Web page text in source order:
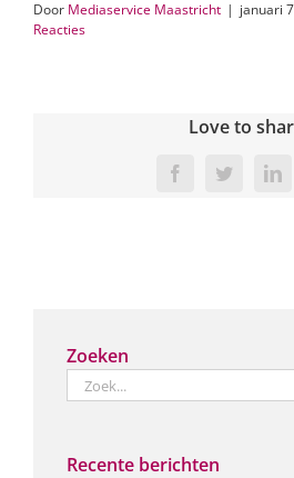
Door Mediaservice Maastricht | januari
Reacties
Love to
FacebookTwitter
Zoeken
Zoeken
naar:
Recente berichten